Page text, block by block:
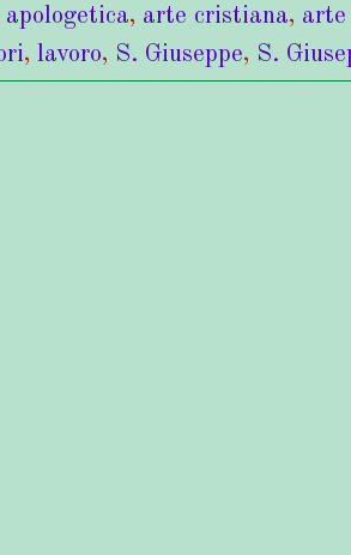
apologetica, arte cristiana, arte
, lavoro, S. Giuseppe, S.